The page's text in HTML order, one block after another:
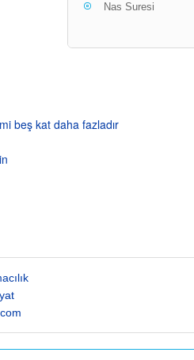
Nas Suresi
beş kat daha fazladır